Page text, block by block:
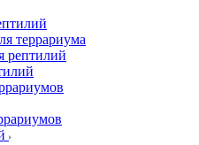
террариума
рептилий